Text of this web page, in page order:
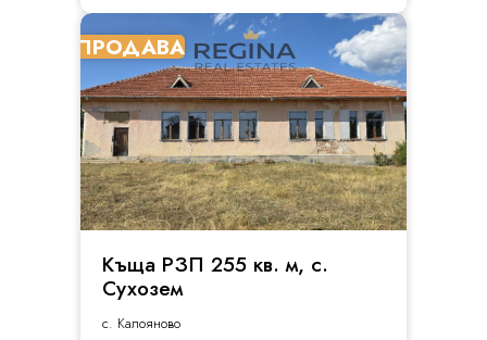
ПРОДАВА
Къща РЗП 255 кв. м, с.
Сухозем
с. Калояново